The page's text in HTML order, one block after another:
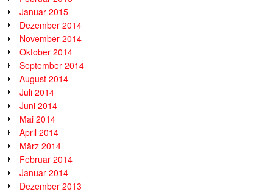
Januar 2015
Dezember 2014
November 2014
Oktober 2014
September 2014
August 2014
Juli 2014
Juni 2014
Mai 2014
April 2014
März 2014
Februar 2014
Januar 2014
Dezember 2013